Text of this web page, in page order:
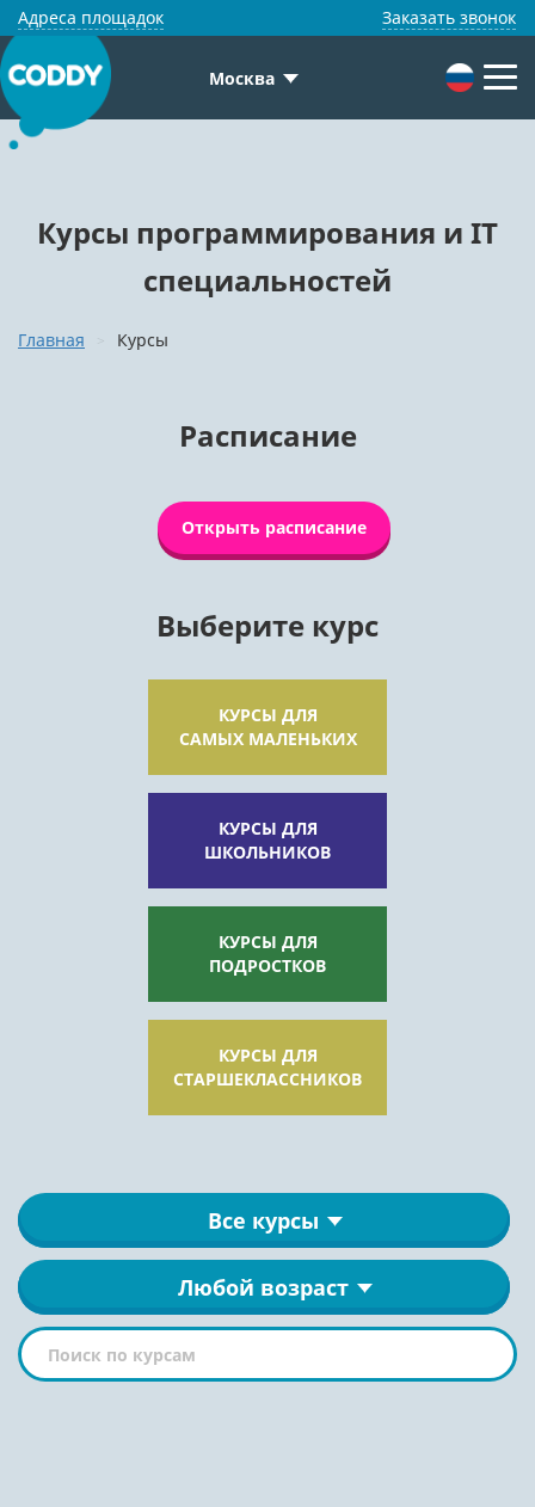
Адреса площадок Заказать звонок
Москва
Курсы программирования и IT
специальностей
Главная Курсы
Расписание
Открыть расписание
Выберите курс
КУРСЫ ДЛЯ
САМЫХ МАЛЕНЬКИХ
КУРСЫ ДЛЯ
ШКОЛЬНИКОВ
КУРСЫ ДЛЯ
ПОДРОСТКОВ
КУРСЫ ДЛЯ
СТАРШЕКЛАССНИКОВ
Все курсы
Любой возраст